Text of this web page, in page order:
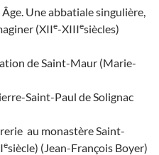
Une abbatiale singulière,
(XIIe-XIIIesiècles)
de Saint-Maur (Marie-
Saint-Paul de Solignac
au monastère Saint-
esiècle) (Jean-François Boyer)